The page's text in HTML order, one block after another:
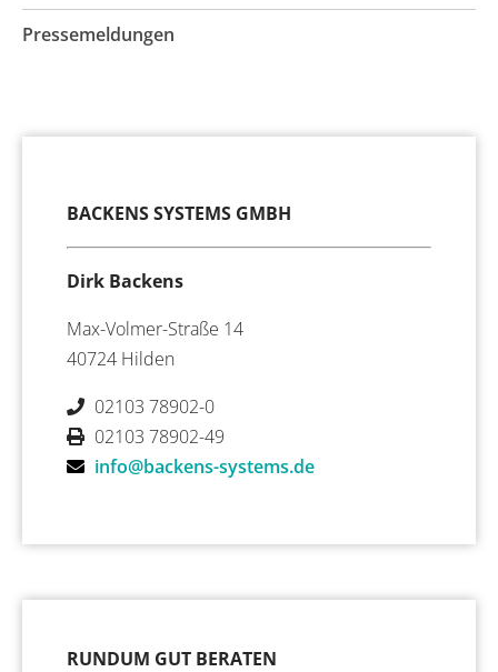
Pressemeldungen
BACKENS SYSTEMS GMBH
Dirk Backens
Max-Volmer-Straße 14
40724 Hilden
02103 78902-0
02103 78902-49
info@backens-systems.de
RUNDUM GUT BERATEN